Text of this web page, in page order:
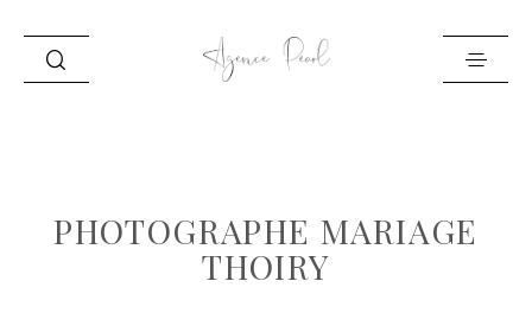
PORTFOLIO
PHOTOGRAPHE MARIAGE
THOIRY